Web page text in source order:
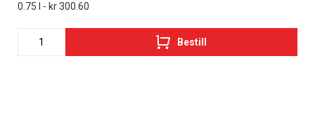
0.75 l - kr 300.60
Bestill